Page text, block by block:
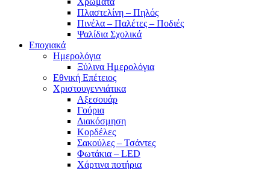
Πλαστελίνη – Πηλός
Πινέλα – Παλέτες – Ποδιές
Ψαλίδια Σχολικά
Εποχιακά
Ημερολόγια
Ξύλινα Ημερολόγια
Εθνική Επέτειος
Χριστουγεννιάτικα
Αξεσουάρ
Γούρια
Διακόσμηση
Κορδέλες
Σακούλες – Τσάντες
Φωτάκια – LED
Χάρτινα ποτήρια